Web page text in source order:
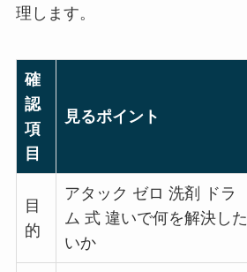
理します。
確
認
項
目
見るポイント
目
的
アタック ゼロ 洗剤 ドラ
ム 式 違いで何を解決した
いか